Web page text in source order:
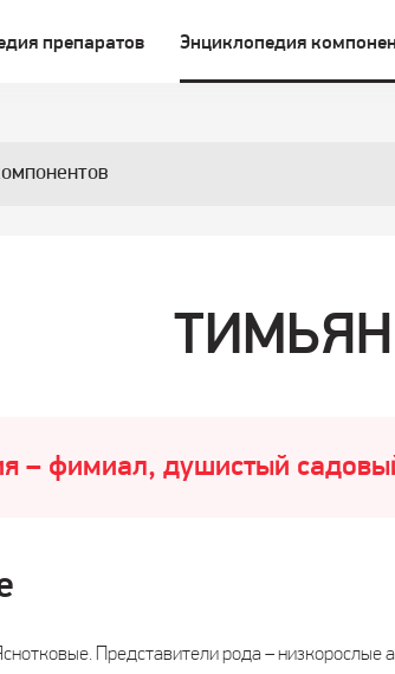
препаратов Энциклопедия
ТИМЬЯН
– фимиал, душистый
Представители рода – низкорослые